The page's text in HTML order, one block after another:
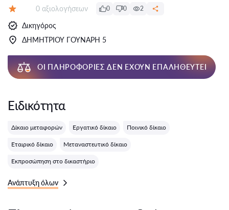
Αξιολογήσεις:
0 αξιολογήσεων 0 0 2
Δικηγόρος
ΔΗΜΗΤΡΙΟΥ ΓΟΥΝΑΡΗ 5
ΟΙ ΠΛΗΡΟΦΟΡΊΕΣ ΔΕΝ ΈΧΟΥΝ ΕΠΑΛΗΘΕΥΤΕΊ
Ειδικότητα
Δίκαιο μεταφορών Εργατικό δίκαιο Ποινικό δίκαιο
Εταιρικό δίκαιο Μεταναστευτικό δίκαιο
Εκπροσώπηση στο δικαστήριο
Ανάπτυξη όλων